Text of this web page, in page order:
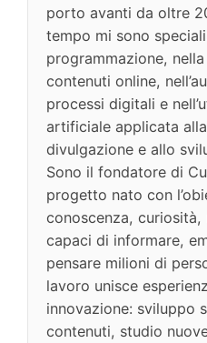
porto avanti da oltre
tempo mi sono
programmazione,
contenuti online,
processi digitali e
artificiale applicata
divulgazione e allo
Sono il fondatore di
progetto nato con
conoscenza,
capaci di informare,
pensare milioni di
lavoro unisce
innovazione: sviluppo
contenuti, studio